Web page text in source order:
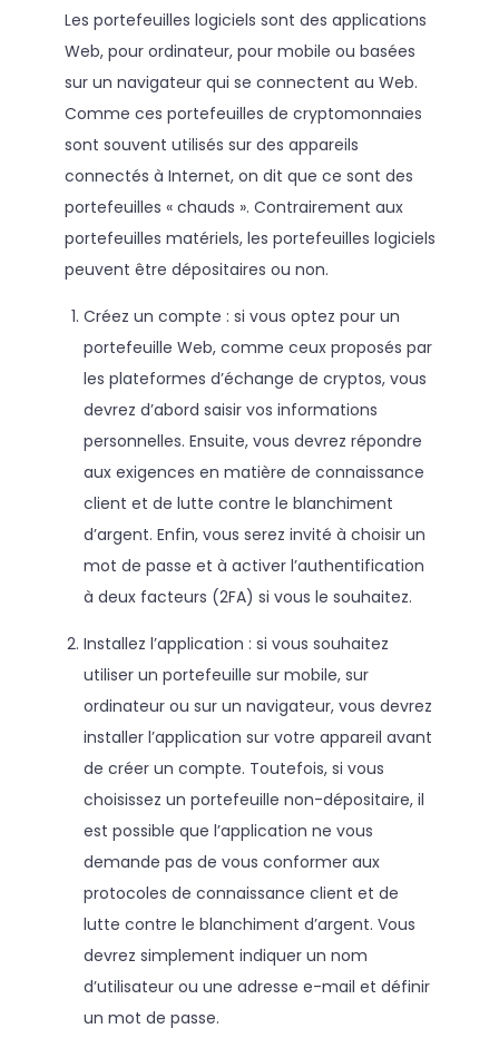
Les portefeuilles logiciels sont des applications
Web, pour ordinateur, pour mobile ou basées
sur un navigateur qui se connectent au Web.
Comme ces portefeuilles de cryptomonnaies
sont souvent utilisés sur des appareils
connectés à Internet, on dit que ce sont des
portefeuilles « chauds ». Contrairement aux
portefeuilles matériels, les portefeuilles logiciels
peuvent être dépositaires ou non.
Créez un compte : si vous optez pour un
portefeuille Web, comme ceux proposés par
les plateformes d’échange de cryptos, vous
devrez d’abord saisir vos informations
personnelles. Ensuite, vous devrez répondre
aux exigences en matière de connaissance
client et de lutte contre le blanchiment
d’argent. Enfin, vous serez invité à choisir un
mot de passe et à activer l’authentification
à deux facteurs (2FA) si vous le souhaitez.
Installez l’application : si vous souhaitez
utiliser un portefeuille sur mobile, sur
ordinateur ou sur un navigateur, vous devrez
installer l’application sur votre appareil avant
de créer un compte. Toutefois, si vous
choisissez un portefeuille non-dépositaire, il
est possible que l’application ne vous
demande pas de vous conformer aux
protocoles de connaissance client et de
lutte contre le blanchiment d’argent. Vous
devrez simplement indiquer un nom
d’utilisateur ou une adresse e-mail et définir
un mot de passe.